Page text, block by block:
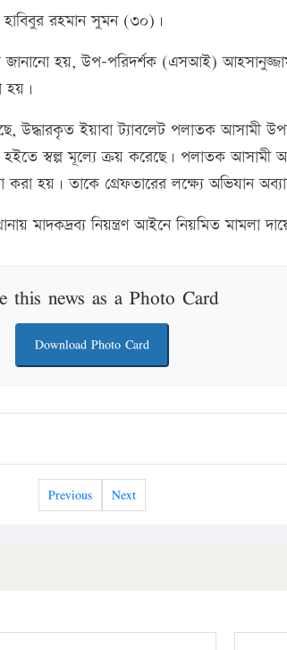
রহমান সুমন (৩০)।
জানানো হয়, উপ-পরিদর্শক (এসআই)
হয়।
উদ্ধারকৃত ইয়াবা ট্যাবলেট পলাতক আসামী
স্বল্প মূল্যে ক্রয় করেছে। পলাতক আসামী
করা হয়। তাকে গ্রেফতারের লক্ষ্যে অভিযান
মাদকদ্রব্য নিয়ন্ত্রণ আইনে নিয়মিত মামলা
this news as a Photo Card
Download Photo Card
Previous Next